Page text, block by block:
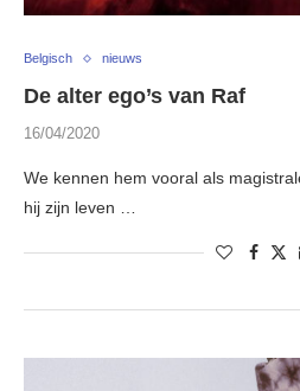
Belgisch nieuws
De alter ego’s van Raf
16/04/2020
We kennen hem vooral als
hij zijn leven …